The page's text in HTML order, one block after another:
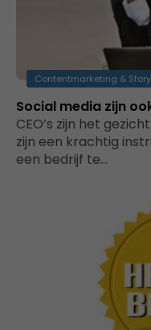
Contentmarketing &
Social media zijn
CEO’s zijn het
zijn een krachtig
een bedrijf te…